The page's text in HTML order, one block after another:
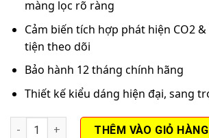
màng lọc rõ ràng
Cảm biến tích hợp phát hiện CO2
tiện theo dõi
Bảo hành 12 tháng chính hãng
Thiết kế kiểu dáng hiện đại, sang
Máy lọc không khí ô tô AirProce AX60 số
THÊM VÀO GIỎ HÀNG